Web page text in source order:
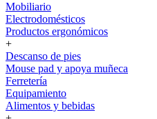
Mobiliario
Electrodomésticos
Productos ergonómicos
+
Descanso de pies
Mouse pad y apoya muñeca
Ferretería
Equipamiento
Alimentos y bebidas